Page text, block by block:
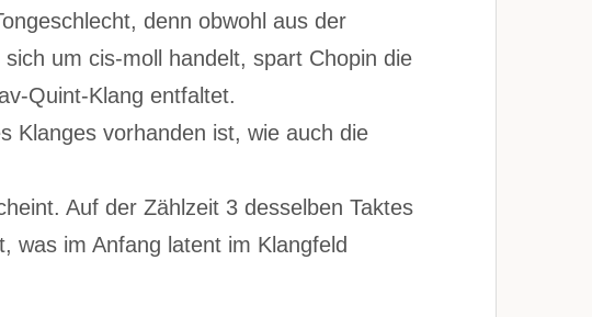
denn obwohl aus der
um cis-moll handelt, spart Chopin die
Quint-Klang entfaltet.
Klanges vorhanden ist, wie auch die
Auf der Zählzeit 3 desselben Taktes
was im Anfang latent im Klangfeld